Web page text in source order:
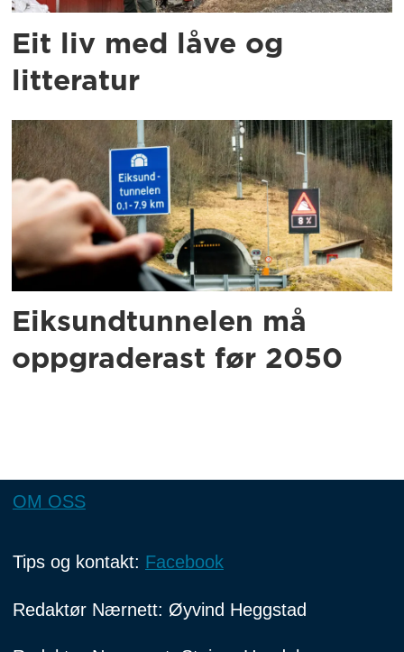
Eit liv med låve og
litteratur
Eiksundtunnelen må
oppgraderast før 2050
OM OSS
Tips og kontakt: Facebook
Redaktør Nærnett: Øyvind Heggstad